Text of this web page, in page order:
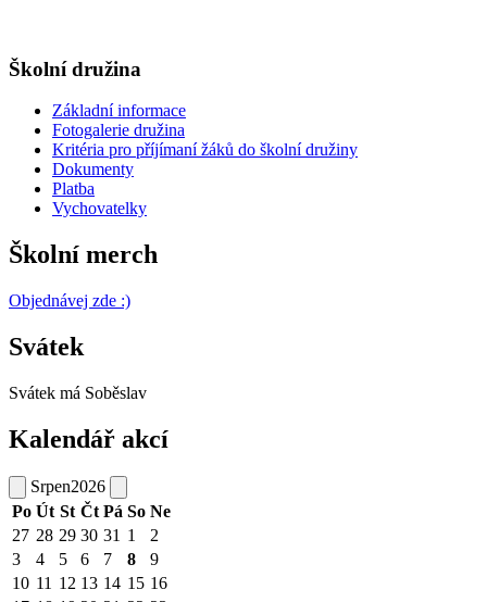
Školní družina
Základní informace
Fotogalerie družina
Kritéria pro příjímaní žáků do školní družiny
Dokumenty
Platba
Vychovatelky
Školní merch
Objednávej zde :)
Svátek
Svátek má Soběslav
Kalendář akcí
Srpen2026
Po Út St Čt Pá So Ne
27 28 29 30 31 1
2
3
4 5 6 7 8
9
10 11 12 13 14 15 16